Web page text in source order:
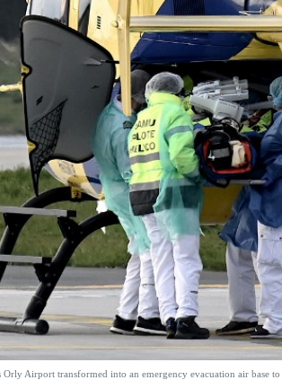
Airport transformed into an emergency evacuation air base